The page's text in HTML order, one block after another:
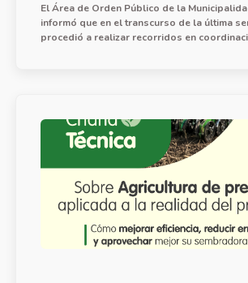
El Área de Orden Público de la
informó que en el transcurso de la última
procedió a realizar recorridos en